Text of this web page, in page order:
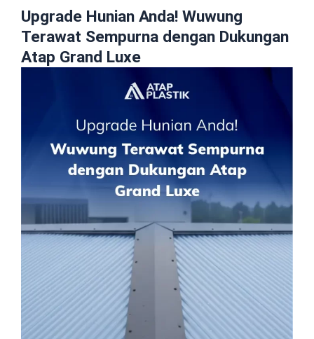
Upgrade Hunian Anda! Wuwung
Terawat Sempurna dengan Dukungan
Atap Grand Luxe